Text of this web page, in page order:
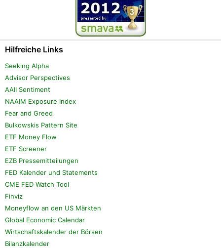
Hilfreiche Links
Seeking Alpha
Advisor Perspectives
AAII Sentiment
NAAIM Exposure Index
Fear and Greed
Bulkowskis Pattern Site
ETF Money Flow
ETF Screener
EZB Pressemitteilungen
FED Kalender und Statements
CME FED Watch Tool
Finviz
Moneyflow an den US Märkten
Global Economic Calendar
Wirtschaftskalender der Börsen
Bilanzkalender